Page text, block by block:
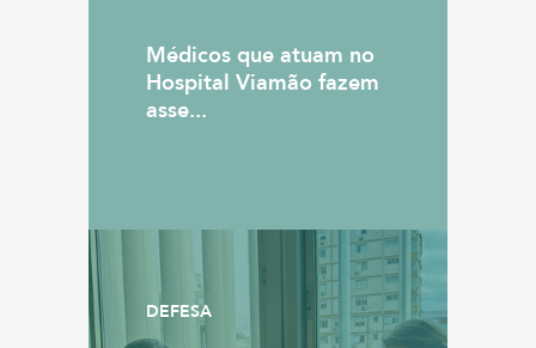
Médicos que atuam no
Hospital Viamão fazem
asse...
DEFESA